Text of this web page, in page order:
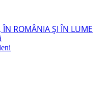
ÎN ROMÂNIA ŞI ÎN LUME